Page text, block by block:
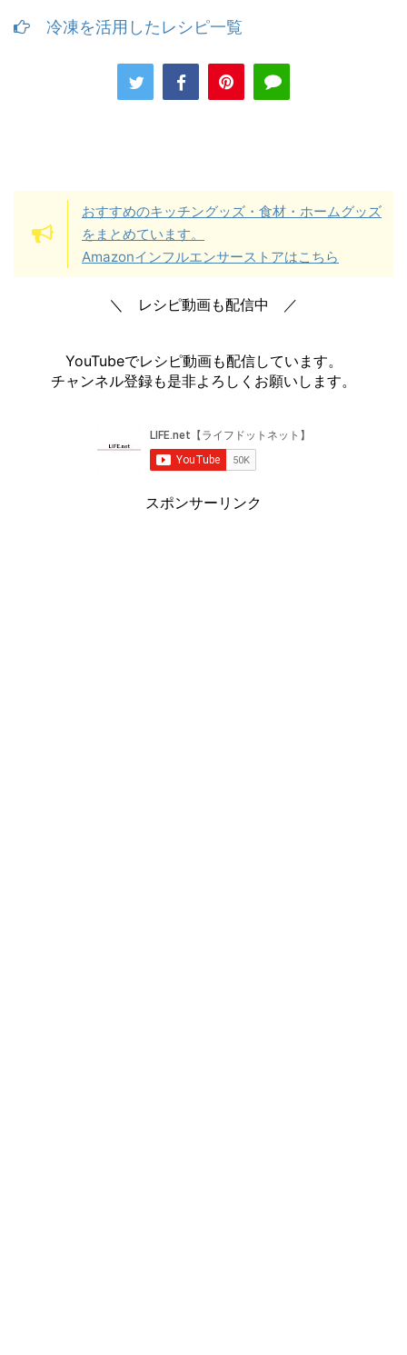
冷凍を活用したレシピ一覧
おすすめのキッチングッズ・食材・ホームグッズ
をまとめています。
Amazonインフルエンサーストアはこちら
＼ レシピ動画も配信中 ／
YouTubeでレシピ動画も配信しています。
チャンネル登録も是非よろしくお願いします。
スポンサーリンク